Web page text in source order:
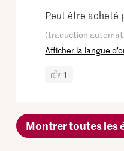
Peut être acheté
(traduction
Afficher la langue
1
Montrer toutes les